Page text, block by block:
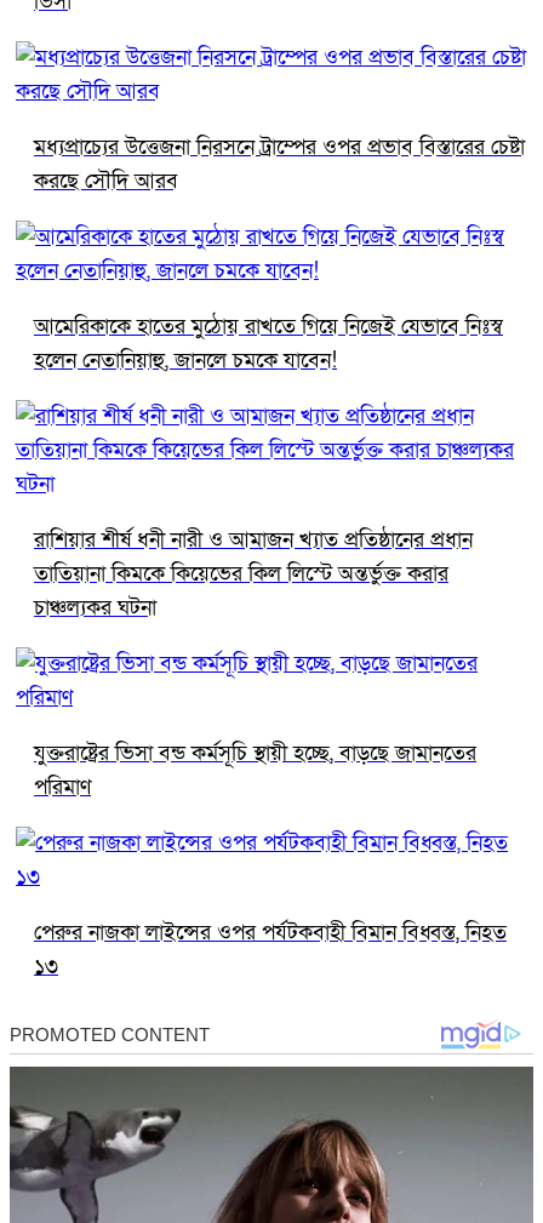
মধ্যপ্রাচ্যের উত্তেজনা নিরসনে ট্রাম্পের ওপর প্রভাব বিস্তারের চেষ্টা
করছে সৌদি আরব
আমেরিকাকে হাতের মুঠোয় রাখতে গিয়ে নিজেই যেভাবে নিঃস্ব
হলেন নেতানিয়াহু, জানলে চমকে যাবেন!
রাশিয়ার শীর্ষ ধনী নারী ও আমাজন খ্যাত প্রতিষ্ঠানের প্রধান
তাতিয়ানা কিমকে কিয়েভের কিল লিস্টে অন্তর্ভুক্ত করার
চাঞ্চল্যকর ঘটনা
যুক্তরাষ্ট্রের ভিসা বন্ড কর্মসূচি স্থায়ী হচ্ছে, বাড়ছে জামানতের
পরিমাণ
পেরুর নাজকা লাইন্সের ওপর পর্যটকবাহী বিমান বিধ্বস্ত, নিহত
১৩